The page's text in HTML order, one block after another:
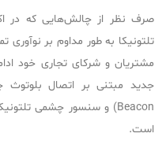
صرف نظر از چالش‌هایی که در
تلتونیکا به طور مداوم بر نوآوری
مشتریان و شرکای تجاری خود
است.